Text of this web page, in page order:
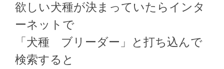
欲しい犬種が決まっていたらインタ
ーネットで
「犬種 ブリーダー」と打ち込んで
検索すると